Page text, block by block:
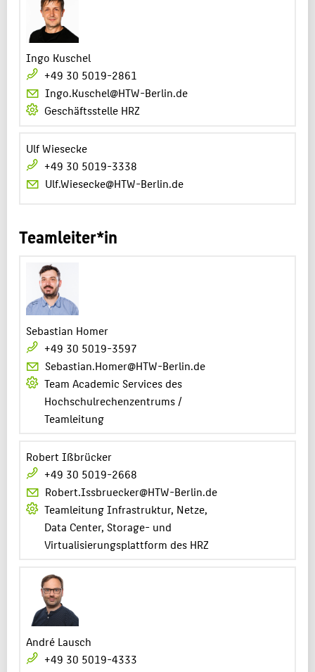
Ingo Kuschel
+49 30 5019-2861
Ingo.Kuschel@HTW-Berlin.de
Geschäftsstelle HRZ
Ulf Wiesecke
+49 30 5019-3338
Ulf.Wiesecke@HTW-Berlin.de
Teamleiter*in
Sebastian Homer
+49 30 5019-3597
Sebastian.Homer@HTW-Berlin.de
Team Academic Services des
Hochschulrechenzentrums /
Teamleitung
Robert Ißbrücker
+49 30 5019-2668
Robert.Issbruecker@HTW-Berlin.de
Teamleitung Infrastruktur, Netze,
Data Center, Storage- und
Virtualisierungsplattform des HRZ
André Lausch
+49 30 5019-4333